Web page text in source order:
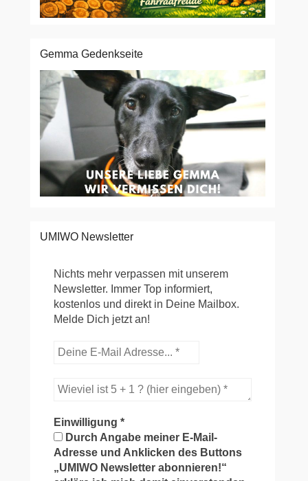
Gemma Gedenkseite
UMIWO Newsletter
Nichts mehr verpassen mit unserem
Newsletter. Immer Top informiert,
kostenlos und direkt in Deine Mailbox.
Melde Dich jetzt an!
Einwilligung*
Durch Angabe meiner E-Mail-
Adresse und Anklicken des Buttons
„UMIWO Newsletter abonnieren!“